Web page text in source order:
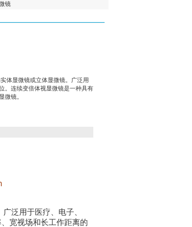
镜
体显微镜或立体显微镜。广泛用
。连续变倍体视显微镜是一种具有
微镜。
泛用于医疗、电子、
宽视场和长工作距离的